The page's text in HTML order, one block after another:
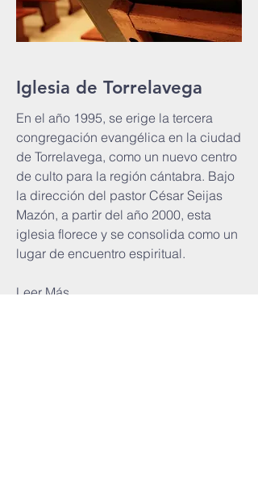
Iglesia de Torrelavega
En el año 1995, se erige la tercera
congregación evangélica en la ciudad
de Torrelavega, como un nuevo centro
de culto para la región cántabra. Bajo
la dirección del pastor César Seijas
Mazón, a partir del año 2000, esta
iglesia florece y se consolida como un
lugar de encuentro espiritual.
Leer Más...